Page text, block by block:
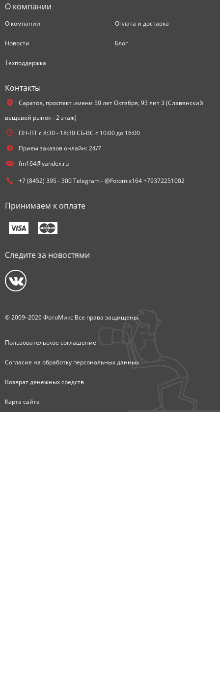
О компании
О компании Оплата и доставка
Новости Блог
Техподдержка
Контакты
Саратов, проспект имени 50 лет Октября, 93 лит З (Славянский
вещевой рынок - 2 этаж)
ПН-ПТ с 8:30 - 18:30 СБ-ВС с 10:00 до 16:00
Прием заказов онлайн: 24/7
fm164@yandex.ru
+7 (8452) 395 - 300 Telegram - @Fotomix164 +79372251002
Принимаем к оплате
Следите за новостями
© 2009–2026 ФотоМикс Все права защищены.
Пользовательское соглашение
Согласие на обработку персональных данных
Возврат денежных средств
Карта сайта